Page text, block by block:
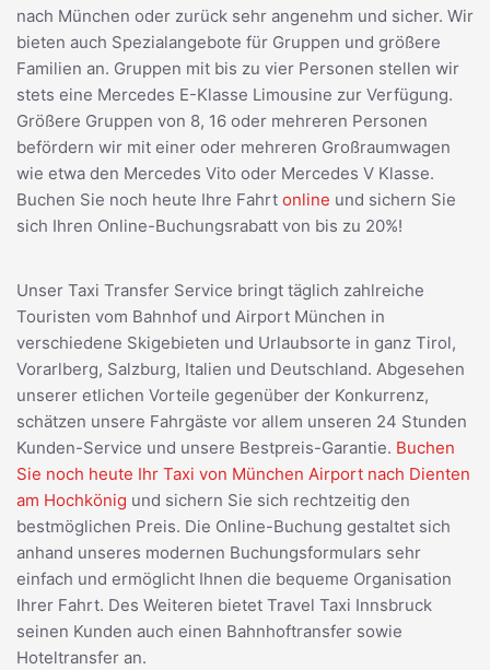
nach München oder zurück sehr angenehm und sicher. Wir
bieten auch Spezialangebote für Gruppen und größere
Familien an. Gruppen mit bis zu vier Personen stellen wir
stets eine Mercedes E-Klasse Limousine zur Verfügung.
Größere Gruppen von 8, 16 oder mehreren Personen
befördern wir mit einer oder mehreren Großraumwagen
wie etwa den Mercedes Vito oder Mercedes V Klasse.
Buchen Sie noch heute Ihre Fahrt online und sichern Sie
sich Ihren Online-Buchungsrabatt von bis zu 20%!
Unser Taxi Transfer Service bringt täglich zahlreiche
Touristen vom Bahnhof und Airport München in
verschiedene Skigebieten und Urlaubsorte in ganz Tirol,
Vorarlberg, Salzburg, Italien und Deutschland. Abgesehen
unserer etlichen Vorteile gegenüber der Konkurrenz,
schätzen unsere Fahrgäste vor allem unseren 24 Stunden
Kunden-Service und unsere Bestpreis-Garantie. Buchen
Sie noch heute Ihr Taxi von München Airport nach Dienten
am Hochkönig und sichern Sie sich rechtzeitig den
bestmöglichen Preis. Die Online-Buchung gestaltet sich
anhand unseres modernen Buchungsformulars sehr
einfach und ermöglicht Ihnen die bequeme Organisation
Ihrer Fahrt. Des Weiteren bietet Travel Taxi Innsbruck
seinen Kunden auch einen Bahnhoftransfer sowie
Hoteltransfer an.